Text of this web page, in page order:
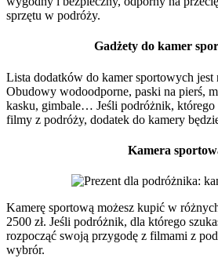
sprzętu w podróży.
Gadżety do kamer
Lista dodatków do kamer sportowych jest
Obudowy wodoodporne, paski na pierś,
kasku, gimbale… Jeśli podróżnik, którego
filmy z podróży, dodatek do kamery
Kamera
Kamerę sportową możesz kupić w
2500 zł. Jeśli podróżnik, dla którego
rozpocząć swoją przygodę z filmami z
wybrór.